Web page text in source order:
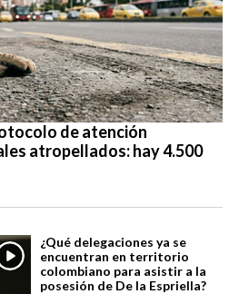
de atención
atropellados: hay 4.500
¿Qué delegaciones ya se
encuentran en territorio
colombiano para asistir a la
posesión de De la Espriella?